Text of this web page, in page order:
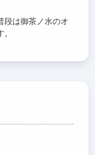
段は御茶ノ水のオ